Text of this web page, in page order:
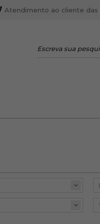
LOGIN
ficar por dentro
Atendimento ao cliente das